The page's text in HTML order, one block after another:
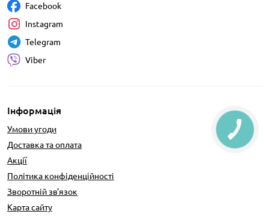
Інформація
Умови угоди
Доставка та оплата
Акції
Політика конфіденційності
Зворотній зв'язок
Карта сайту
Facebook
Instagram
Telegram
Viber